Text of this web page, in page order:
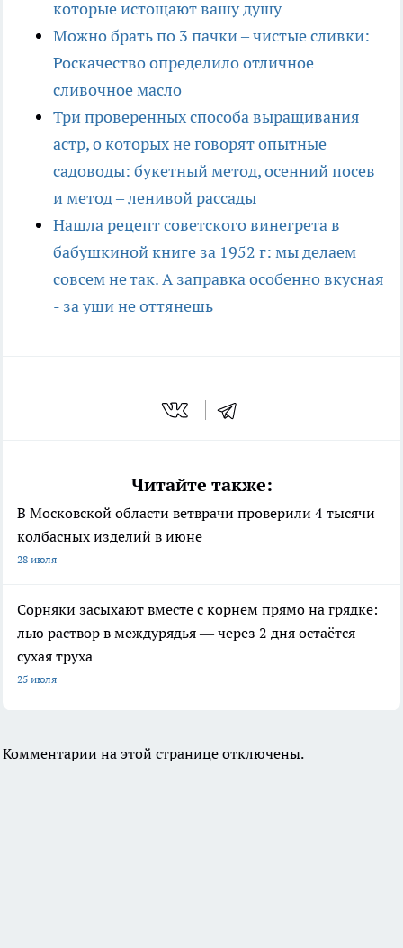
которые истощают вашу душу
Можно брать по 3 пачки – чистые сливки:
Роскачество определило отличное
сливочное масло
Три проверенных способа выращивания
астр, о которых не говорят опытные
садоводы: букетный метод, осенний посев
и метод – ленивой рассады
Нашла рецепт советского винегрета в
бабушкиной книге за 1952 г: мы делаем
совсем не так. А заправка особенно вкусная
- за уши не оттянешь
Читайте также:
В Московской области ветврачи проверили 4 тысячи
колбасных изделий в июне
28 июля
Сорняки засыхают вместе с корнем прямо на грядке:
лью раствор в междурядья — через 2 дня остаётся
сухая труха
25 июля
Комментарии на этой странице отключены.